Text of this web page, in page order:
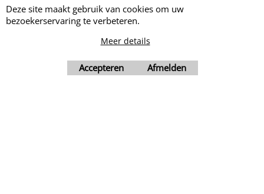
Deze site maakt gebruik van cookies om uw
bezoekerservaring te verbeteren.
Meer details
Accepteren Afmelden